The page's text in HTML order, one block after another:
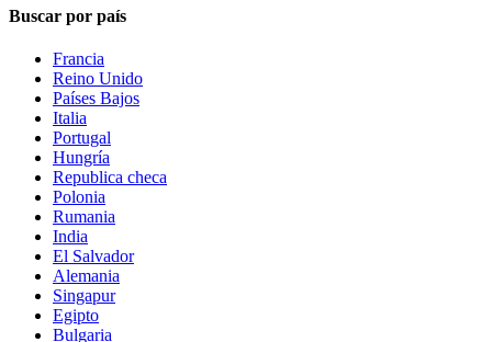
Buscar por país
Francia
Reino Unido
Países Bajos
Italia
Portugal
Hungría
Republica checa
Polonia
Rumania
India
El Salvador
Alemania
Singapur
Egipto
Bulgaria